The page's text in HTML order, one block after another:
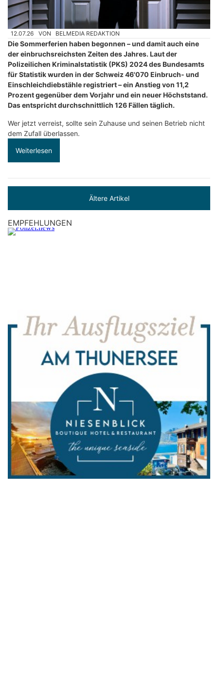
12.07.26 VON BELMEDIA REDAKTION
Die Sommerferien haben begonnen – und damit auch eine
der einbruchsreichsten Zeiten des Jahres. Laut der
Polizeilichen Kriminalstatistik (PKS) 2024 des Bundesamts
für Statistik wurden in der Schweiz 46'070 Einbruch- und
Einschleichdiebstähle registriert – ein Anstieg von 11,2
Prozent gegenüber dem Vorjahr und ein neuer Höchststand.
Das entspricht durchschnittlich 126 Fällen täglich.
Wer jetzt verreist, sollte sein Zuhause und seinen Betrieb nicht
dem Zufall überlassen.
Weiterlesen
Ältere Artikel
EMPFEHLUNGEN